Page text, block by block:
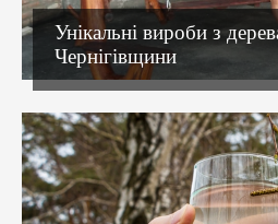
Унікальні вироби з
Чернігівщини